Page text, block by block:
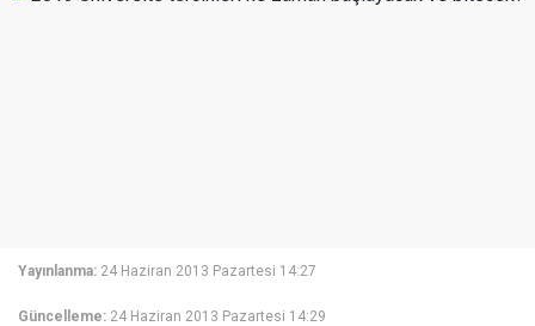
Yayınlanma: 24 Haziran 2013 Pazartesi 14:27
Güncelleme: 24 Haziran 2013 Pazartesi 14:29